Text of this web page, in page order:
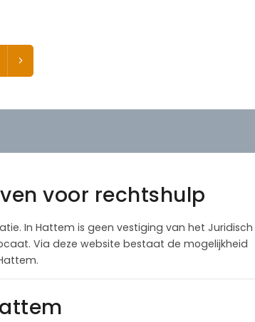
voor rechtshulp
In Hattem is geen vestiging van het Juridisch
Via deze website bestaat de mogelijkheid